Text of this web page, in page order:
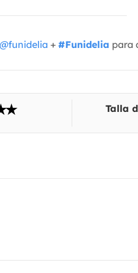
@funidelia + #Funidelia para
Talla